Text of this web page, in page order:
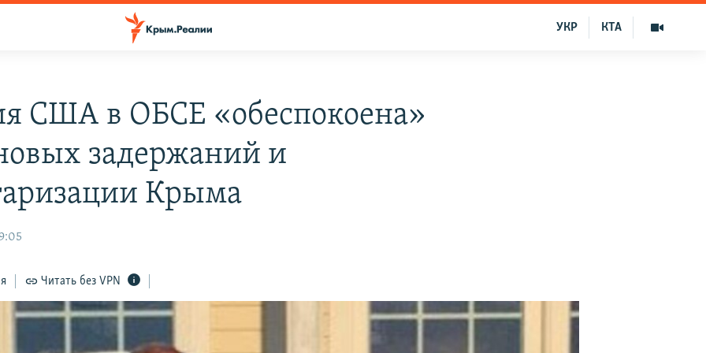
КТА
УКР
США в ОБСЕ «обеспокоена»
задержаний и
Крыма
Читать без VPN